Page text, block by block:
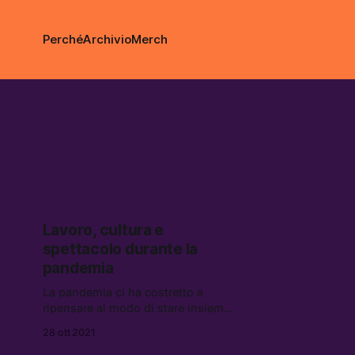
PerchéArchivioMerch
Lavoro, cultura e
spettacolo durante la
pandemia
La pandemia ci ha costretto a
ripensare al modo di stare insieme.
vaccinale, ma ancora in piena crisi,
28 ott 2021